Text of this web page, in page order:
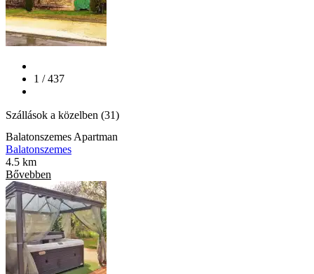
1 / 437
Szállások a közelben (31)
Balatonszemes Apartman
Balatonszemes
4.5 km
Bővebben